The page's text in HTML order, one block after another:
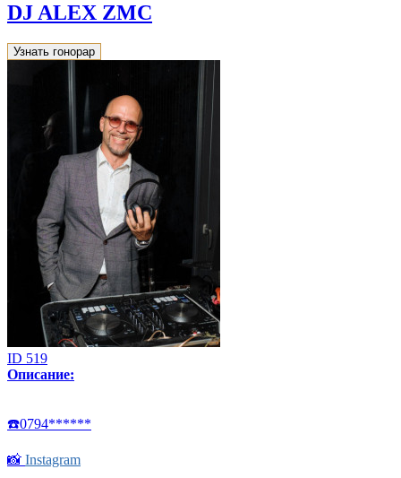
DJ ALEX ZMC
Узнать гонорар
ID 519
Описание:
☎️0794******
📸 Instagram